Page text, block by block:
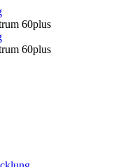
60plus
60plus